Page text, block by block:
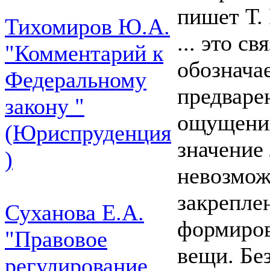
Тихомиров Ю.А.
"Комментарий к
Федеральному
закону "
(Юриспруденция
)
Суханова Е.А.
"Правовое
регулирование
пишет Т.
... это
вещи.